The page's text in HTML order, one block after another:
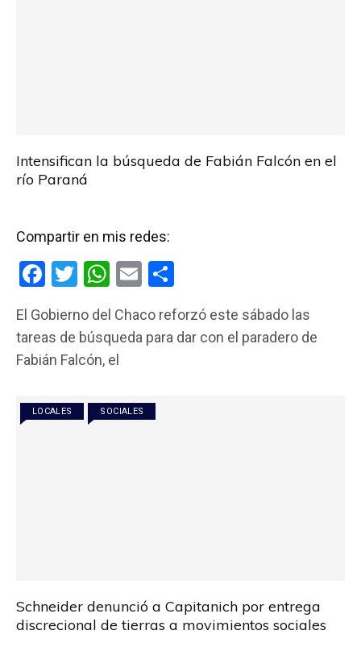
Intensifican la búsqueda de Fabián Falcón en el
río Paraná
Compartir en mis redes:
F
ce
b
o
k
T
tt
er
W
at
s
p
p
E
ail m
p
El Gobierno del Chaco reforzó este sábado las
tareas de búsqueda para dar con el paradero de
Fabián Falcón, el
LOCALES SOCIALES
Schneider denunció a Capitanich por entrega
discrecional de tierras a movimientos sociales